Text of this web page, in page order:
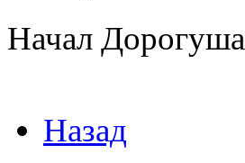
Начал Дорогуша
Назад